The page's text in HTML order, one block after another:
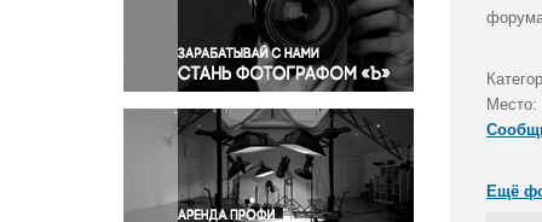
Правосудие
Происшествия и конфликты
Религия
Светская жизнь
Спорт
Экология
Экономика и бизнес
Место:
Ещё